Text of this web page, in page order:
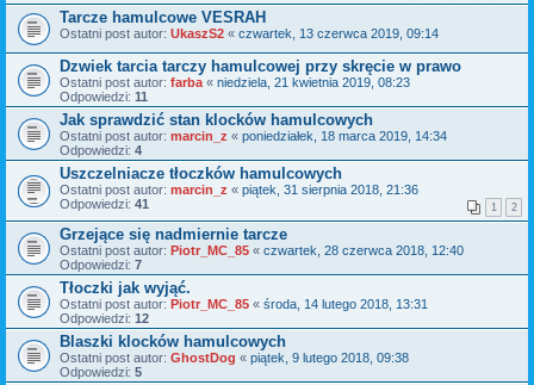
Tarcze hamulcowe VESRAH
Ostatni post autor: UkaszS2 « czwartek, 13 czerwca 2019, 09:14
Dzwiek tarcia tarczy hamulcowej przy skręcie w prawo
Ostatni post autor: farba « niedziela, 21 kwietnia 2019, 08:23
Odpowiedzi: 11
Jak sprawdzić stan klocków hamulcowych
Ostatni post autor: marcin_z « poniedziałek, 18 marca 2019, 14:34
Odpowiedzi: 4
Uszczelniacze tłoczków hamulcowych
Ostatni post autor: marcin_z « piątek, 31 sierpnia 2018, 21:36
Odpowiedzi: 41 1 2
Grzejące się nadmiernie tarcze
Ostatni post autor: Piotr_MC_85 « czwartek, 28 czerwca 2018, 12:40
Odpowiedzi: 7
Tłoczki jak wyjąć.
Ostatni post autor: Piotr_MC_85 « środa, 14 lutego 2018, 13:31
Odpowiedzi: 12
Blaszki klocków hamulcowych
Ostatni post autor: GhostDog « piątek, 9 lutego 2018, 09:38
Odpowiedzi: 5